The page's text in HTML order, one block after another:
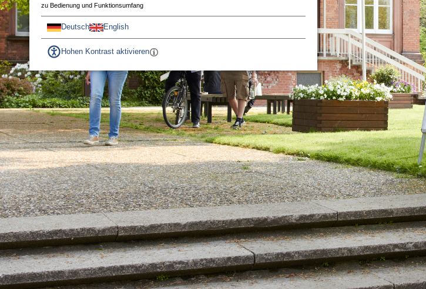
zu Bedienung und Funktionsumfang
Deutsch English
Hohen Kontrast aktivieren